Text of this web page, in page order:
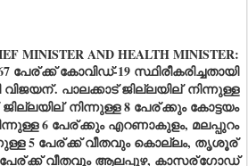
MINISTER AND HEALTH MINISTER:
പേര്ക്ക് കോവിഡ്-19 സ്ഥിരീകരിച്ചതായി
വിജയന്. പാലക്കാട് ജില്ലയില്നിന്നുള്ള
ജില്ലയില്നിന്നുള്ള 8 പേര്ക്കും കോട്ടയം
6 പേര്ക്കും എറണാകുളം, മലപ്പുറം
5 പേര്ക്ക് വീതവും കൊല്ലം, തൃശൂര്
ക്ക് വീതവും ആലപ്പുഴ, കാസര്ഗോഡ്